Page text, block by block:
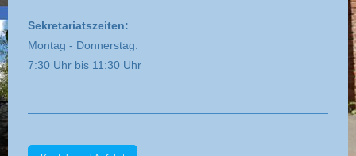
Sekretariatszeiten:
Montag - Donnerstag:
7:30 Uhr bis 11:30 Uhr